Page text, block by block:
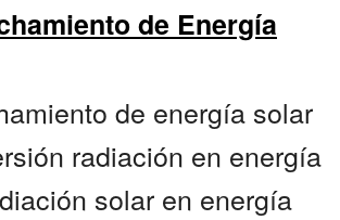
de Energía
de energía solar
radiación en energía
solar en energía